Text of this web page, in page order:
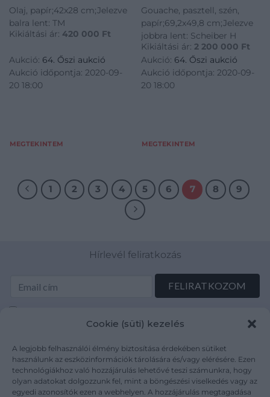
Cookie (süti) kezelés
A legjobb felhasználói élmény biztosítása érdekében sütiket
használunk az eszközinformációk tárolására és/vagy elérésére. Ezen
technológiákhoz való hozzájárulás lehetővé teszi számunkra, hogy
olyan adatokat dolgozzunk fel, mint a böngészési viselkedés vagy az
egyedi azonosítók ezen a webhelyen. A hozzájárulás megtagadása
Olaj, papír;42x28 cm;Jelezve
balra lent: TM
Kikiáltási ár: 420 000 Ft
Aukció: 64. Őszi aukció
Aukció időpontja: 2020-09-
20 18:00
MEGTEKINTEM
Gouache, pasztell, szén,
papír;69,2x49,8 cm;Jelezve
jobbra lent: Scheiber H
Kikiáltási ár: 2 200 000 Ft
Aukció: 64. Őszi aukció
Aukció időpontja: 2020-09-
20 18:00
MEGTEKINTEM
1 2 3 4 5 6 7 8 9
Hírlevél feliratkozás
mutargy.com/adatkezelesi-tajekoztato/
Rólunk
Médiaajánlat
Karrier
Áraink
ÁSZF
Adatvédelem